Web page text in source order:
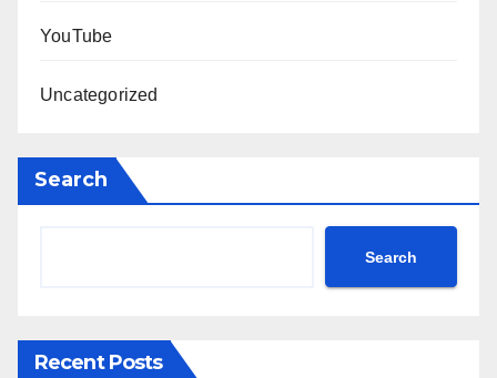
YouTube
Uncategorized
Search
Search
Recent Posts